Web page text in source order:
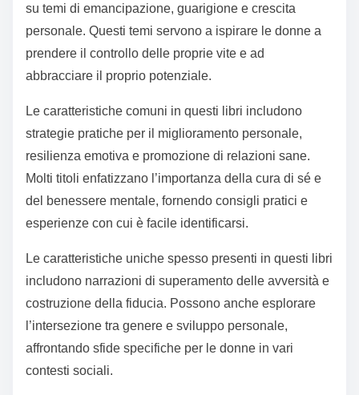
su temi di emancipazione, guarigione e crescita
personale. Questi temi servono a ispirare le donne a
prendere il controllo delle proprie vite e ad
abbracciare il proprio potenziale.
Le caratteristiche comuni in questi libri includono
strategie pratiche per il miglioramento personale,
resilienza emotiva e promozione di relazioni sane.
Molti titoli enfatizzano l’importanza della cura di sé e
del benessere mentale, fornendo consigli pratici e
esperienze con cui è facile identificarsi.
Le caratteristiche uniche spesso presenti in questi libri
includono narrazioni di superamento delle avversità e
costruzione della fiducia. Possono anche esplorare
l’intersezione tra genere e sviluppo personale,
affrontando sfide specifiche per le donne in vari
contesti sociali.